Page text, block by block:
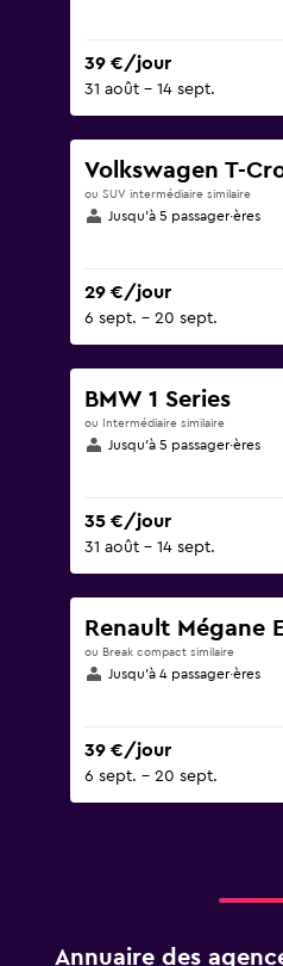
39 €/jour
31 août - 14 sept.
Volkswagen T-
ou SUV intermédiaire similaire
Jusqu’à 5 passager·ères
29 €/jour
6 sept. - 20 sept.
BMW 1 Series
ou Intermédiaire similaire
Jusqu’à 5 passager·ères
35 €/jour
31 août - 14 sept.
Renault Mégane
ou Break compact similaire
Jusqu’à 4 passager·ères
39 €/jour
6 sept. - 20 sept.
Annuaire des